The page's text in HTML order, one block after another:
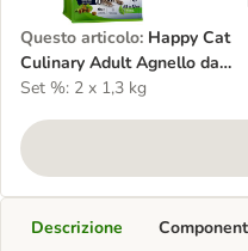
Questo articolo: Happy Cat
Culinary Adult Agnello da
pascolo Crocchette per
Set %: 2 x 1,3 kg
Descrizione